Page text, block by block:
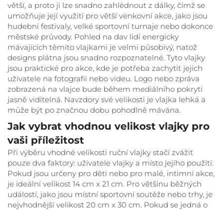
větší, a proto ji lze snadno zahlédnout z dálky, čímž se
umožňuje její využití pro větší venkovní akce, jako jsou
hudební festivaly, velké sportovní turnaje nebo dokonce
městské průvody. Pohled na dav lidí energicky
mávajících těmito vlajkami je velmi působivý, natož
designs plátna jsou snadno rozpoznatelné. Tyto vlajky
jsou praktické pro akce, kde je potřeba zachytit jejich
uživatele na fotografii nebo videu. Logo nebo zpráva
zobrazená na vlajce bude během mediálního pokrytí
jasně viditelná. Navzdory své velikosti je vlajka lehká a
může být po značnou dobu pohodlně mávána.
Jak vybrat vhodnou velikost vlajky pro
vaši příležitost
Při výběru vhodné velikosti ruční vlajky stačí zvážit
pouze dva faktory: uživatele vlajky a místo jejího použití.
Pokud jsou určeny pro děti nebo pro malé, intimní akce,
je ideální velikost 14 cm x 21 cm. Pro většinu běžných
událostí, jako jsou místní sportovní soutěže nebo trhy, je
nejvhodnější velikost 20 cm x 30 cm. Pokud se jedná o